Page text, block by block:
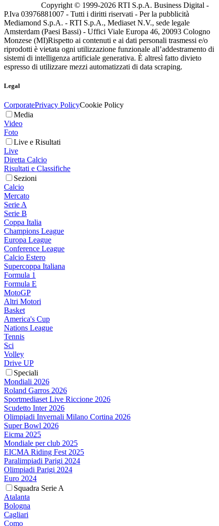
Copyright © 1999-2026 RTI S.p.A. Business Digital -
P.Iva 03976881007 - Tutti i diritti riservati - Per la pubblicità
Mediamond S.p.A. - RTI S.p.A., Mediaset N.V., sede legale
Amsterdam (Paesi Bassi) - Uffici Viale Europa 46, 20093 Cologno
Monzese (MI)Rispetto ai contenuti e ai dati personali trasmessi e/o
riprodotti è vietata ogni utilizzazione funzionale all’addestramento di
sistemi di intelligenza artificiale generativa. È altresì fatto divieto
espresso di utilizzare mezzi automatizzati di data scraping.
Legal
CorporatePrivacy PolicyCookie Policy
Media
Video
Foto
Live e Risultati
Live
Diretta Calcio
Risultati e Classifiche
Sezioni
Calcio
Mercato
Serie A
Serie B
Coppa Italia
Champions League
Europa League
Conference League
Calcio Estero
Supercoppa Italiana
Formula 1
Formula E
MotoGP
Altri Motori
Basket
America's Cup
Nations League
Tennis
Sci
Volley
Drive UP
Speciali
Mondiali 2026
Roland Garros 2026
Sportmediaset Live Riccione 2026
Scudetto Inter 2026
Olimpiadi Invernali Milano Cortina 2026
Super Bowl 2026
Eicma 2025
Mondiale per club 2025
EICMA Riding Fest 2025
Paralimpiadi Parigi 2024
Olimpiadi Parigi 2024
Euro 2024
Squadra Serie A
Atalanta
Bologna
Cagliari
Como